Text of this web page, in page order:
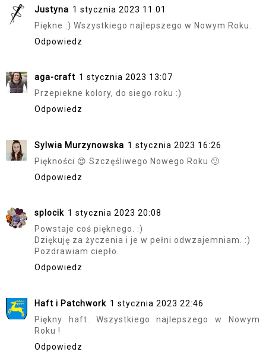
Justyna 1 stycznia 2023 11:01
Piękne :) Wszystkiego najlepszego w Nowym Roku.
Odpowiedz
aga-craft 1 stycznia 2023 13:07
Przepiekne kolory, do siego roku :)
Odpowiedz
Sylwia Murzynowska 1 stycznia 2023 16:26
Piękności 😍 Szczęśliwego Nowego Roku 🙂
Odpowiedz
splocik 1 stycznia 2023 20:08
Powstaje coś pięknego. :)
Dziękuję za życzenia i je w pełni odwzajemniam. :)
Pozdrawiam ciepło.
Odpowiedz
Haft i Patchwork 1 stycznia 2023 22:46
Piękny haft. Wszystkiego najlepszego w Nowym
Roku !
Odpowiedz